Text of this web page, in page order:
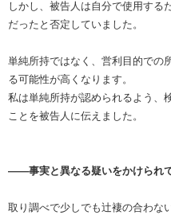
しかし、被告人は自分で使用する
だったと否定していました。
単純所持ではなく、営利目的での
る可能性が高くなります。
私は単純所持が認められるよう、
ことを被告人に伝えました。
――事実と異なる疑いをかけられ
取り調べで少しでも辻褄の合わな